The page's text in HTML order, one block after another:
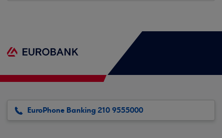
EuroPhone Banking 210 9555000